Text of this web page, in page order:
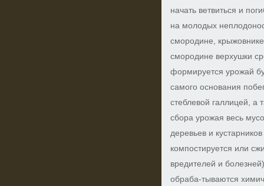
начать ветвиться и
на молодых
смородине,
смородине верхушки
формируется урожай
самого основания
стеблевой галлицей, а
сбора урожая весь
деревьев и
компостируется или
вредителей и
обраба-тываются